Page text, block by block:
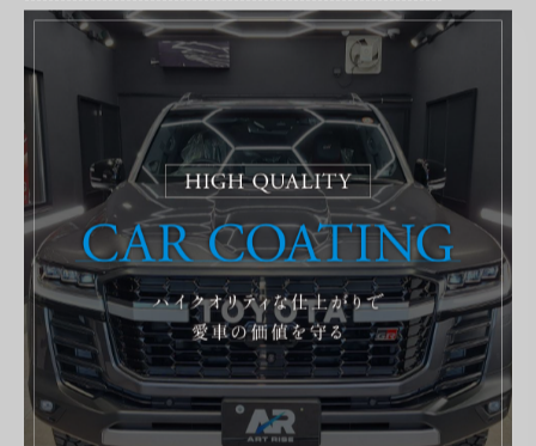
ボディ磨き・コーティング ボディカラー 白
ボディカラー ベージュ SUZUKI 施工事例
< 前のページ 一覧に戻る 次のページ >
ご依頼いただいたお客様の施工の
様子を記事にしています！
実際の作業風景や内容を細かく紹介してお
ります。車1台1台作業内容は異なります。